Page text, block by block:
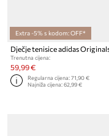
Extra -5% s kodom: OFF*
Trenutna cijena:
59,99 €
Regularna cijena:71,90 €
Najniža cijena:62,99 €